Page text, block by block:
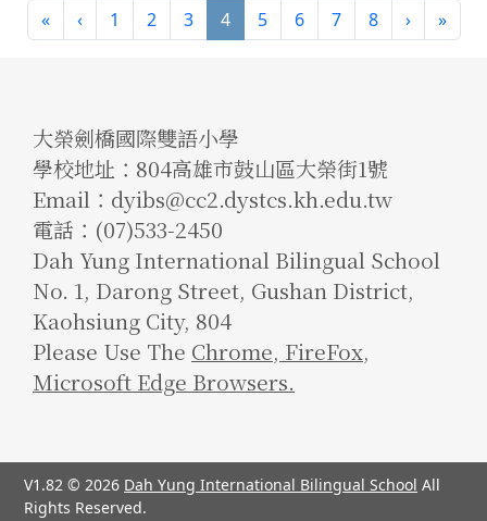
« ‹ 1 2 3 4(current)
5 6 7 8 › »
大榮劍橋國際雙語小學
學校地址：804高雄市鼓山區大榮街1號
Email：dyibs@cc2.dystcs.kh.edu.tw
電話：(07)533-2450
Dah Yung International Bilingual School
No. 1, Darong Street, Gushan District,
Kaohsiung City, 804
Please Use The Chrome, FireFox,
Microsoft Edge Browsers.
V1.82 © 2026 Dah Yung International Bilingual School All
Rights Reserved.